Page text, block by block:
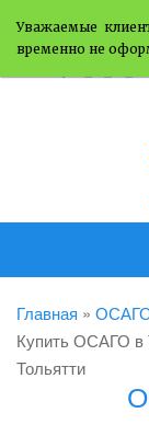
Главная »
Купить ОСАГО в
Тольятти
Уважаемые
временно не